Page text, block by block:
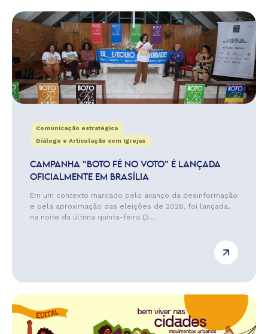
Comunicação estratégica
Diálogo e Articulação com Igrejas
CAMPANHA “BOTO FÉ NO VOTO” É LANÇADA
OFICIALMENTE EM BRASÍLIA
Em um contexto marcado pelo avanço da desinformação
e pela aproximação das eleições de 2026, foi lançada,
na noite da última quinta-feira (3...